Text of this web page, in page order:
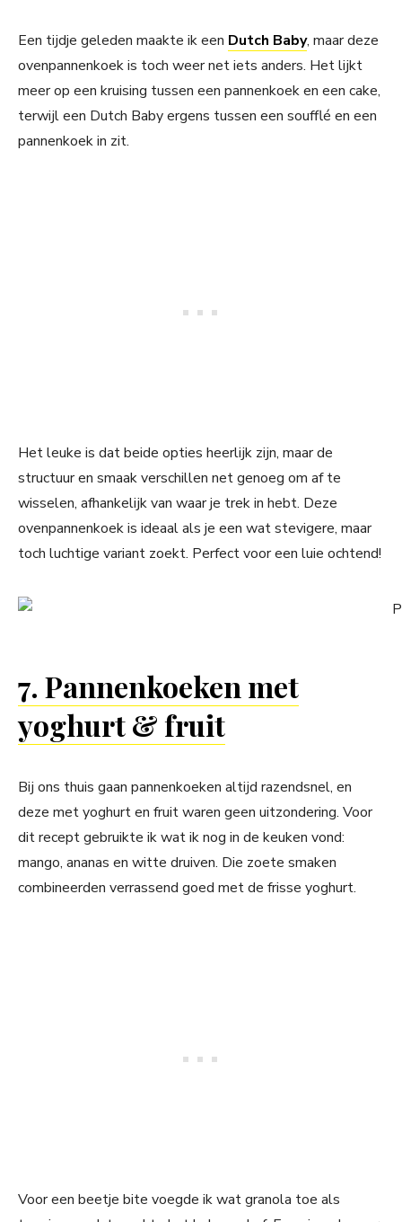
Een tijdje geleden maakte ik een Dutch Baby, maar deze
ovenpannenkoek is toch weer net iets anders. Het lijkt
meer op een kruising tussen een pannenkoek en een cake,
terwijl een Dutch Baby ergens tussen een soufflé en een
pannenkoek in zit.
Het leuke is dat beide opties heerlijk zijn, maar de
structuur en smaak verschillen net genoeg om af te
wisselen, afhankelijk van waar je trek in hebt. Deze
ovenpannenkoek is ideaal als je een wat stevigere, maar
toch luchtige variant zoekt. Perfect voor een luie ochtend!
7. Pannenkoeken met
yoghurt & fruit
Bij ons thuis gaan pannenkoeken altijd razendsnel, en
deze met yoghurt en fruit waren geen uitzondering. Voor
dit recept gebruikte ik wat ik nog in de keuken vond:
mango, ananas en witte druiven. Die zoete smaken
combineerden verrassend goed met de frisse yoghurt.
Voor een beetje bite voegde ik wat granola toe als